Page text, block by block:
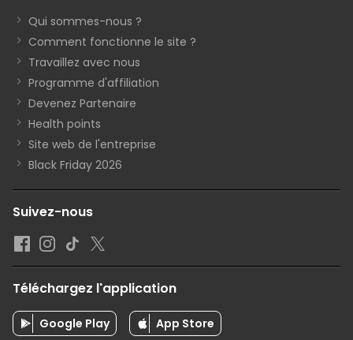
Qui sommes-nous ?
Comment fonctionne le site ?
Travaillez avec nous
Programme d'affiliation
Devenez Partenaire
Health points
Site web de l'entreprise
Black Friday 2026
Suivez-nous
Téléchargez l'application
Google Play App Store